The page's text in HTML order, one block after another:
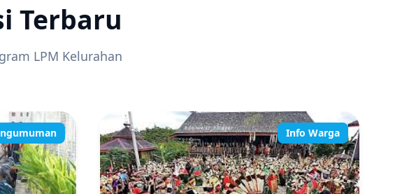
Terbaru
LPM Kelurahan
Info Warga